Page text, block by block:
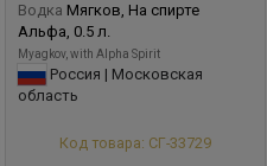
Водка Мягков, На спирте
Альфа, 0.5 л.
Myagkov, with Alpha Spirit
Россия | Московская
область
Код товара: СГ-33729